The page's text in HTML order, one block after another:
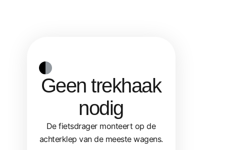
Geen trekhaak
nodig
De fietsdrager monteert op de
achterklep van de meeste wagens.